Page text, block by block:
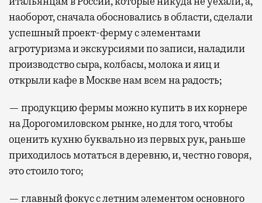
не в потерянное время, а в возможность
спокойно закончить дела или спланировать
активности в путешествии, например
забронировать нужные билеты и рестораны.
Бизнес-зал становится местом, где можно
провести переговоры, поработать или просто
выпить кофе, наблюдая сквозь панорамные
окна за тем, как взлетают и садятся
самолеты. В Москве нет недостатка
в лаунжах. В аэропортах их обычно
несколько — в разных зонах воздушных
наоборот, сначала обосновались в области, сделали
успешный проект-ферму с элементами
агротуризма и экскурсиями по записи, наладили
производство сыра, колбасы, молока и яиц и
открыли кафе в Москве нам всем на радость;
— продукцию фермы можно купить в их корнере
на Дорогомиловском рынке, но для того, чтобы
оценить кухню буквально из первых рук, раньше
приходилось мотаться в деревню, и, честно говоря,
это стоило того;
— главный фокус с летним элементом основного